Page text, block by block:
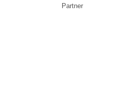
Partner